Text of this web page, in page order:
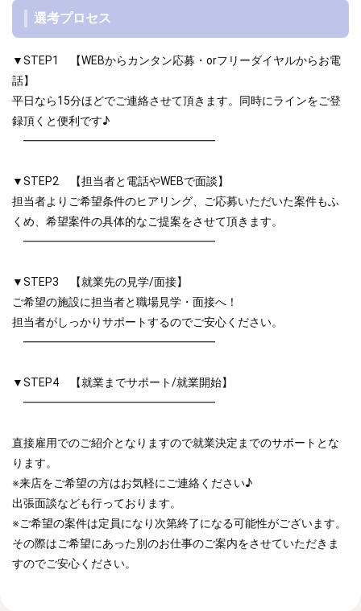
選考プロセス
▼STEP1 【WEBからカンタン応募・orフリーダイヤルからお電
話】
平日なら15分ほどでご連絡させて頂きます。同時にラインをご登
録頂くと便利です♪
━━━━━━━━━━━━━━━━━
▼STEP2 【担当者と電話やWEBで面談】
担当者よりご希望条件のヒアリング、ご応募いただいた案件もふ
くめ、希望案件の具体的なご提案をさせて頂きます。
━━━━━━━━━━━━━━━━━
▼STEP3 【就業先の見学/面接】
ご希望の施設に担当者と職場見学・面接へ！
担当者がしっかりサポートするのでご安心ください。
━━━━━━━━━━━━━━━━━
▼STEP4 【就業までサポート/就業開始】
━━━━━━━━━━━━━━━━━
直接雇用でのご紹介となりますので就業決定までのサポートとな
ります。
※来店をご希望の方はお気軽にご連絡ください♪
出張面談なども行っております。
※ご希望の案件は定員になり次第終了になる可能性がございます。
その際はご希望にあった別のお仕事のご案内をさせていただきま
すのでご安心ください。